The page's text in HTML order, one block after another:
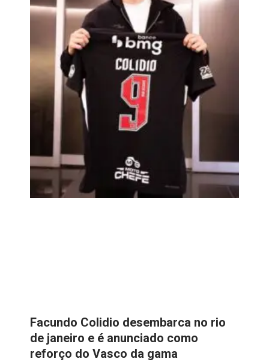
Facundo Colidio desembarca no rio
de janeiro e é anunciado como
reforço do Vasco da gama